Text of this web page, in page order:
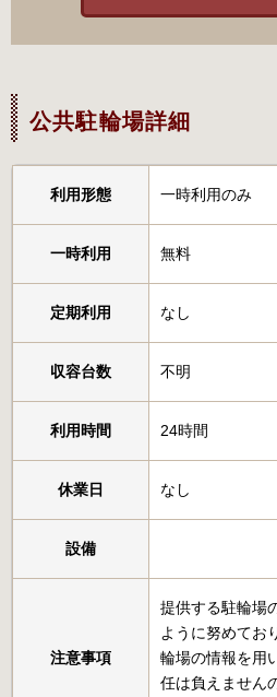
公共駐輪場詳細
利用形態 一時利用のみ
一時利用 無料
定期利用 なし
収容台数 不明
利用時間 24時間
休業日 なし
設備
注意事項
提供する駐輪場
ように努めてお
輪場の情報を用
任は負えません